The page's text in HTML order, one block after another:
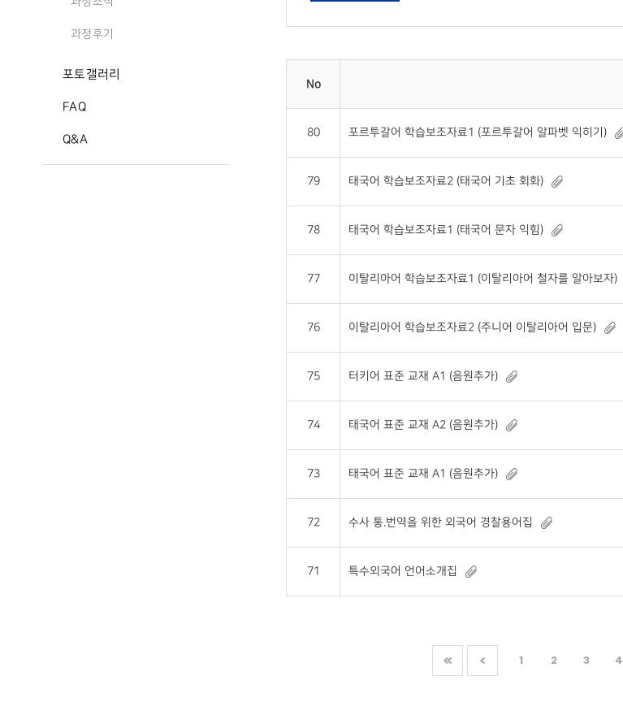
과정후기
포토갤러리
FAQ
Q&A
No
80 포르투갈어 학습보조자료1 (포르투갈어 알파벳 익히기)
79 태국어 학습보조자료2 (태국어 기초 회화)
78 태국어 학습보조자료1 (태국어 문자 익힘)
77 이탈리아어 학습보조자료1 (이탈리아어 철자를 알아보자)
76 이탈리아어 학습보조자료2 (주니어 이탈리아어 입문)
75 터키어 표준 교재 A1 (음원추가)
74 태국어 표준 교재 A2 (음원추가)
73 태국어 표준 교재 A1 (음원추가)
72 수사 통.번역을 위한 외국어 경찰용어집
71 특수외국어 언어소개집
1 2 3 4